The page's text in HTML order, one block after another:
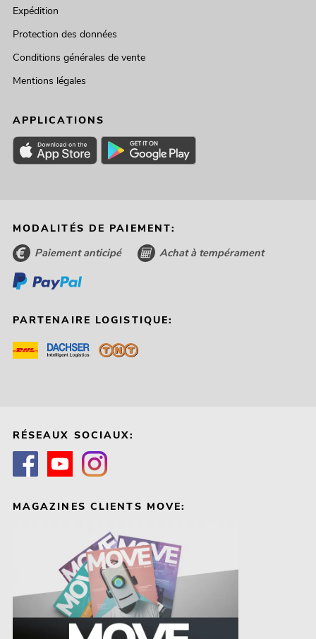
Expédition
Protection des données
Conditions générales de vente
Mentions légales
APPLICATIONS
MODALITÉS DE PAIEMENT:
Paiement anticipé Achat à tempérament
PARTENAIRE LOGISTIQUE:
RÉSEAUX SOCIAUX:
MAGAZINES CLIENTS MOVE: